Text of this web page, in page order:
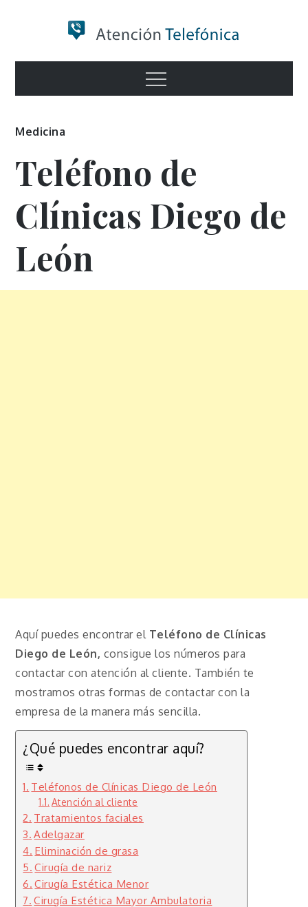
Numero de
Información
Menu
Medicina
Teléfono de
Clínicas Diego de
León
Aquí puedes encontrar el Teléfono de Clínicas
Diego de León, consigue los números para
contactar con atención al cliente. También te
mostramos otras formas de contactar con la
empresa de la manera más sencilla.
¿Qué puedes encontrar aquí?
Teléfonos de Clínicas Diego de León
Atención al cliente
Tratamientos faciales
Adelgazar
Eliminación de grasa
Cirugía de nariz
Cirugía Estética Menor
Cirugía Estética Mayor Ambulatoria